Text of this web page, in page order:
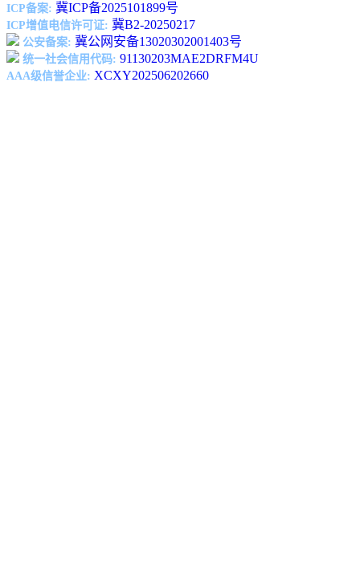
ICP备案: 冀ICP备2025101899号
ICP增值电信许可证: 冀B2-20250217
公安备案: 冀公网安备13020302001403号
统一社会信用代码: 91130203MAE2DRFM4U
AAA级信誉企业: XCXY202506202660